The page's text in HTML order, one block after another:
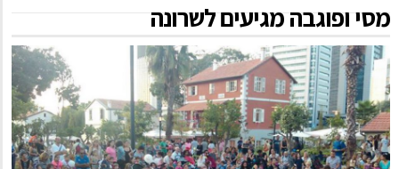
מסי ופוגבה מגיעים לשרונה